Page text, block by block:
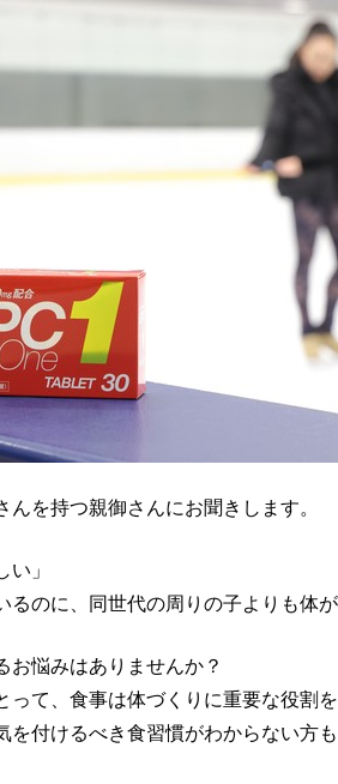
んを持つ親御さんにお聞きします。
い」
るのに、同世代の周りの子よりも体が
お悩みはありませんか？
って、食事は体づくりに重要な役割を
を付けるべき食習慣がわからない方